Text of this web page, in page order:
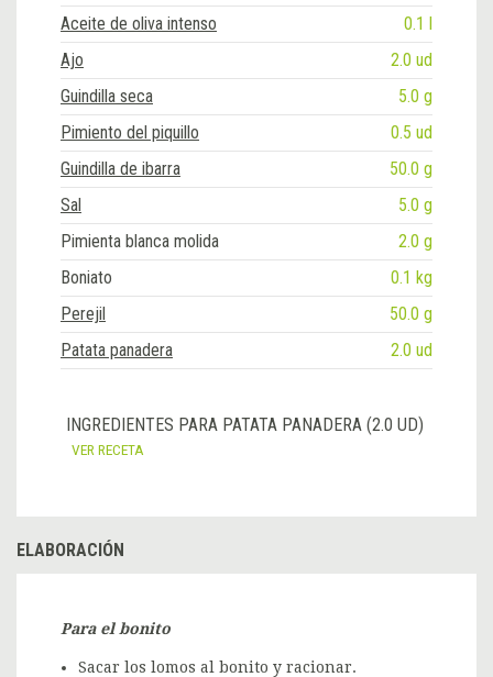
Aceite de oliva intenso
0.1 l
Ajo
2.0 ud
Guindilla seca
5.0 g
Pimiento del piquillo
0.5 ud
Guindilla de ibarra
50.0 g
Sal
5.0 g
Pimienta blanca molida
2.0 g
Boniato
0.1 kg
Perejil
50.0 g
Patata panadera
2.0 ud
INGREDIENTES PARA PATATA PANADERA (2.0 UD)
VER RECETA
ELABORACIÓN
Para el bonito
Sacar los lomos al bonito y racionar.